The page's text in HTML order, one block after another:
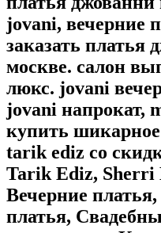
jovani, вечерние
заказать платья
москве. салон
люкс. jovani
jovani напрокат,
купить шикарное
tarik ediz со
Tarik Ediz,
Вечерние
платья,